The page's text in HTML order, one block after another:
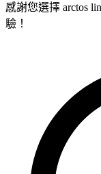
感謝您選擇 arctos
驗！